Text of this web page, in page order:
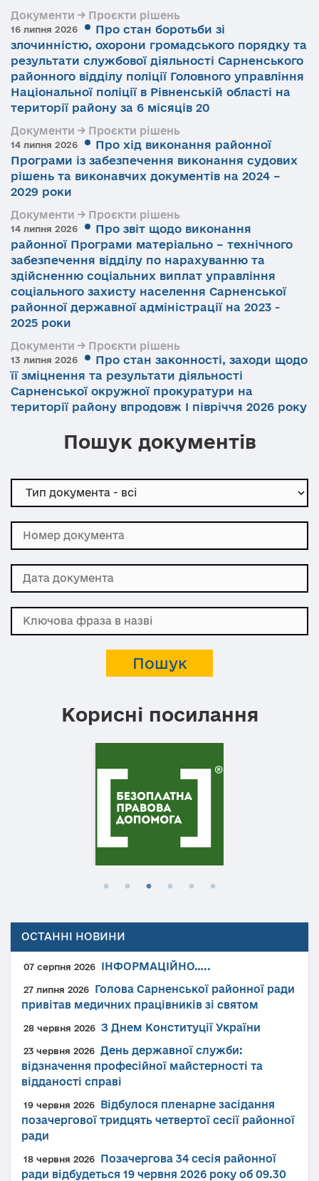
Документи → Проєкти рішень
16 липня 2026
Про стан боротьби зі
злочинністю, охорони громадського порядку та
результати службової діяльності Сарненського
районного відділу поліції Головного управління
Національної поліції в Рівненській області на
території району за 6 місяців 20
Документи → Проєкти рішень
14 липня 2026
Про хід виконання районної
Програми із забезпечення виконання судових
рішень та виконавчих документів на 2024 –
2029 роки
Документи → Проєкти рішень
14 липня 2026
Про звіт щодо виконання
районної Програми матеріально – технічного
забезпечення відділу по нарахуванню та
здійсненню соціальних виплат управління
соціального захисту населення Сарненської
районної державної адміністрації на 2023 -
2025 роки
Документи → Проєкти рішень
13 липня 2026
Про стан законності, заходи щодо
її зміцнення та результати діяльності
Сарненської окружної прокуратури на
території району впродовж І півріччя 2026 року
Пошук документів
Корисні посилання
ОСТАННІ НОВИНИ
07 серпня 2026 ІНФОРМАЦІЙНО…..
27 липня 2026
Голова Сарненської районної ради
привітав медичних працівників зі святом
28 червня 2026 З Днем Конституції України
23 червня 2026 День державної служби:
відзначення професійної майстерності та
відданості справі
19 червня 2026
Відбулося пленарне засідання
позачергової тридцять четвертої сесії районної
ради
18 червня 2026
Позачергова 34 сесія районної
ради відбудеться 19 червня 2026 року об 09.30